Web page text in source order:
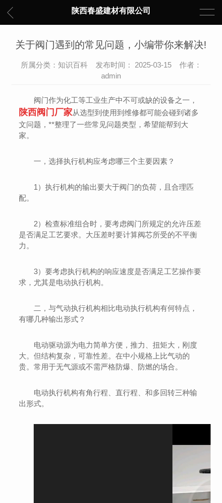
陕西春盛建材有限公司
关于阀门遇到的常见问题，小编带你来解决!
所属分类：知识百科 发布时间： 2025-03-15 作者：
admin
阀门作为化工等工业生产中不可或缺的设备之一，
陕西阀门厂家从选型到使用到维修都可能会碰到诸多
文问题，**整理了一些常见问题类型，希望能帮到大
家。
一，选择执行机构应考虑哪三个主要因素？
1）执行机构的输出要大于阀门的负荷，且合理匹
配。
2）检查标准组合时，要考虑阀门所规定的允许压差
是否满足工艺要求。大压差时要计算阀芯所受的不平衡
力。
3）要考虑执行机构的响应速度是否满足工艺操作要
求，尤其是电动执行机构。
二，与气动执行机构相比电动执行机构有何特点，
有哪几种输出形式？
电动驱动源为电力简单方便，推力、扭矩大，刚度
大。但结构复杂，可靠性差。在中小规格上比气动的
贵。常用于无气源或不需严格防爆、防燃的场合。
电动执行机构有角行程、直行程、和多回转三种输
出形式。